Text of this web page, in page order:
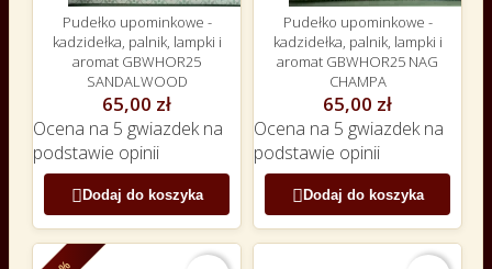
Pudełko upominkowe -
kadzidełka, palnik, lampki i
aromat GBWHOR25
SANDALWOOD
65,00 zł
Ocena na 5 gwiazdek na
podstawie opinii
Dodaj do koszyka
Pudełko upominkowe -
kadzidełka, palnik, lampki i
aromat GBWHOR25 NAG
CHAMPA
65,00 zł
Ocena na 5 gwiazdek na
podstawie opinii
Dodaj do koszyka